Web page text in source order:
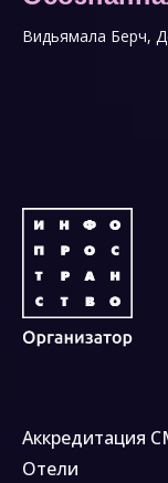
Видьямала Берч,
Аккредитация
Отели